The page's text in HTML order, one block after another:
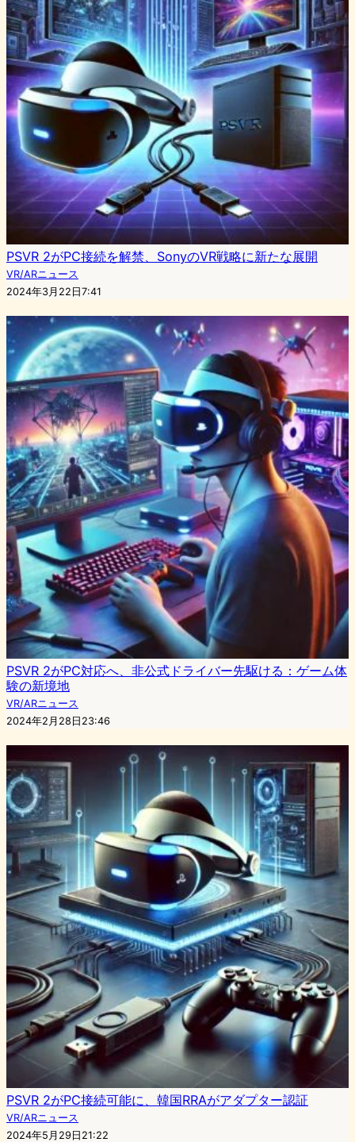
PSVR 2がPC接続を解禁、SonyのVR戦略に新たな展開
VR/ARニュース
2024年3月22日7:41
PSVR 2がPC対応へ、非公式ドライバー先駆ける：ゲーム体
験の新境地
VR/ARニュース
2024年2月28日23:46
PSVR 2がPC接続可能に、韓国RRAがアダプター認証
VR/ARニュース
2024年5月29日21:22